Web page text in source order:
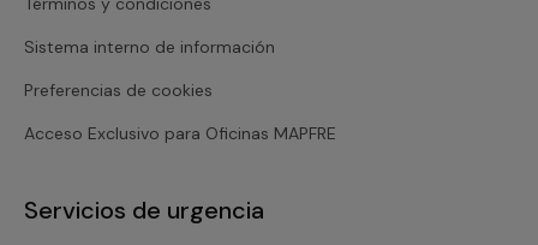
Sistema interno de información
Preferencias de cookies
Acceso Exclusivo para Oficinas MAPFRE
Servicios de urgencia